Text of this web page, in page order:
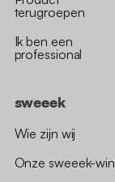
terugroepen
Ik ben een
professional
sweeek
Wie zijn wij
Onze sweeek-